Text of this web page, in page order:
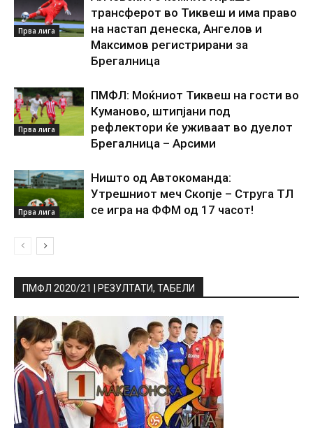
Прва лига
трансферот во Тиквеш и има право
на настап денеска, Ангелов и
Максимов регистрирани за
Брегалница
Прва лига
ПМФЛ: Моќниот Тиквеш на гости во
Куманово, штипјани под
рефлектори ќе уживаат во дуелот
Брегалница – Арсими
Прва лига
Ништо од Автокоманда:
Утрешниот меч Скопје – Струга ТЛ
се игра на ФФМ од 17 часот!
ПМФЛ 2020/21 | РЕЗУЛТАТИ, ТАБЕЛИ